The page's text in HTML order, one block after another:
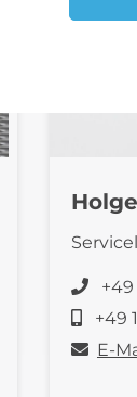
+49
+49
E-